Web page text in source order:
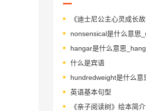
什么是宾语
英语基本句型
《亲子阅读树》绘本简介